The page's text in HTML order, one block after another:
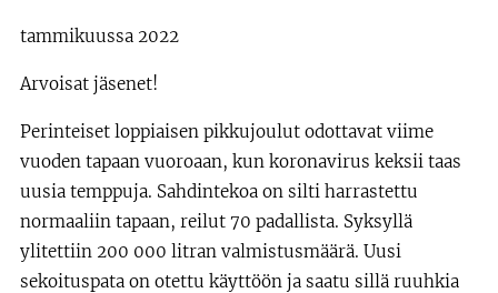
tammikuussa 2022
Arvoisat jäsenet!
Perinteiset loppiaisen pikkujoulut odottavat viime
vuoden tapaan vuoroaan, kun koronavirus keksii taas
uusia temppuja. Sahdintekoa on silti harrastettu
normaaliin tapaan, reilut 70 padallista. Syksyllä
ylitettiin 200 000 litran valmistusmäärä. Uusi
sekoituspata on otettu käyttöön ja saatu sillä ruuhkia